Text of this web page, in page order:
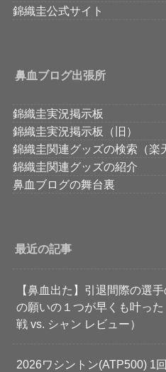
錦織圭公式サイト
鼻血ブログ出張所
錦織圭実況掲示板
錦織圭実況掲示板（旧）
錦織圭関連グッズの検索（楽
錦織圭関連グッズの紹介
鼻血ブログの舞台裏
最近の記事
【鼻血出た】引退間際の選
の願いの１つが早くも叶っ
戦 vs. シャン レビュー）
2026ワシントン(ATP500)